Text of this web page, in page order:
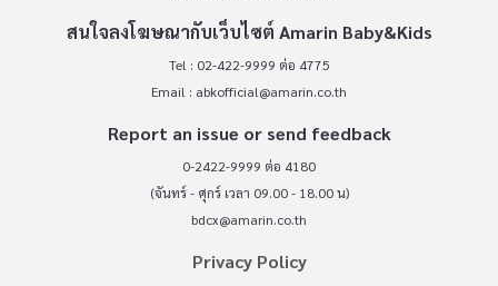
สนใจลงโฆษณากับเว็บไซต์ Amarin Baby&Kids
Tel : 02-422-9999 ต่อ 4775
Email : abkofficial@amarin.co.th
Report an issue or send feedback
0-2422-9999 ต่อ 4180
(จันทร์ - ศุกร์ เวลา 09.00 - 18.00 น)
bdcx@amarin.co.th
Privacy Policy